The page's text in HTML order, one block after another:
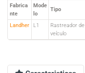
Fabrica
nte
Mode
lo
Tipo
Landher
L1
Rastreador de
veículo